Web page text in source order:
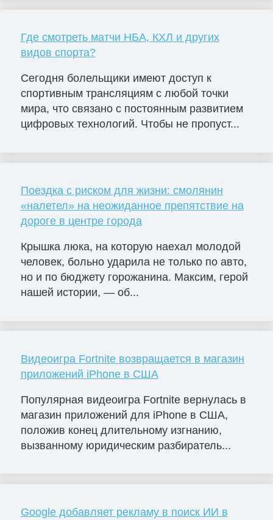
Где смотреть матчи НБА, КХЛ и других
видов спорта?
Сегодня болельщики имеют доступ к
спортивным трансляциям с любой точки
мира, что связано с постоянным развитием
цифровых технологий. Чтобы не пропуст...
Поездка с риском для жизни: смолянин
«налетел» на неожиданное препятствие на
дороге в центре города
Крышка люка, на которую наехал молодой
человек, больно ударила не только по авто,
но и по бюджету горожанина. Максим, герой
нашей истории, — об...
Видеоигра Fortnite возвращается в магазин
приложений iPhone в США
Популярная видеоигра Fortnite вернулась в
магазин приложений для iPhone в США,
положив конец длительному изгнанию,
вызванному юридическим разбиратель...
Google добавляет рекламу в поиск ИИ в